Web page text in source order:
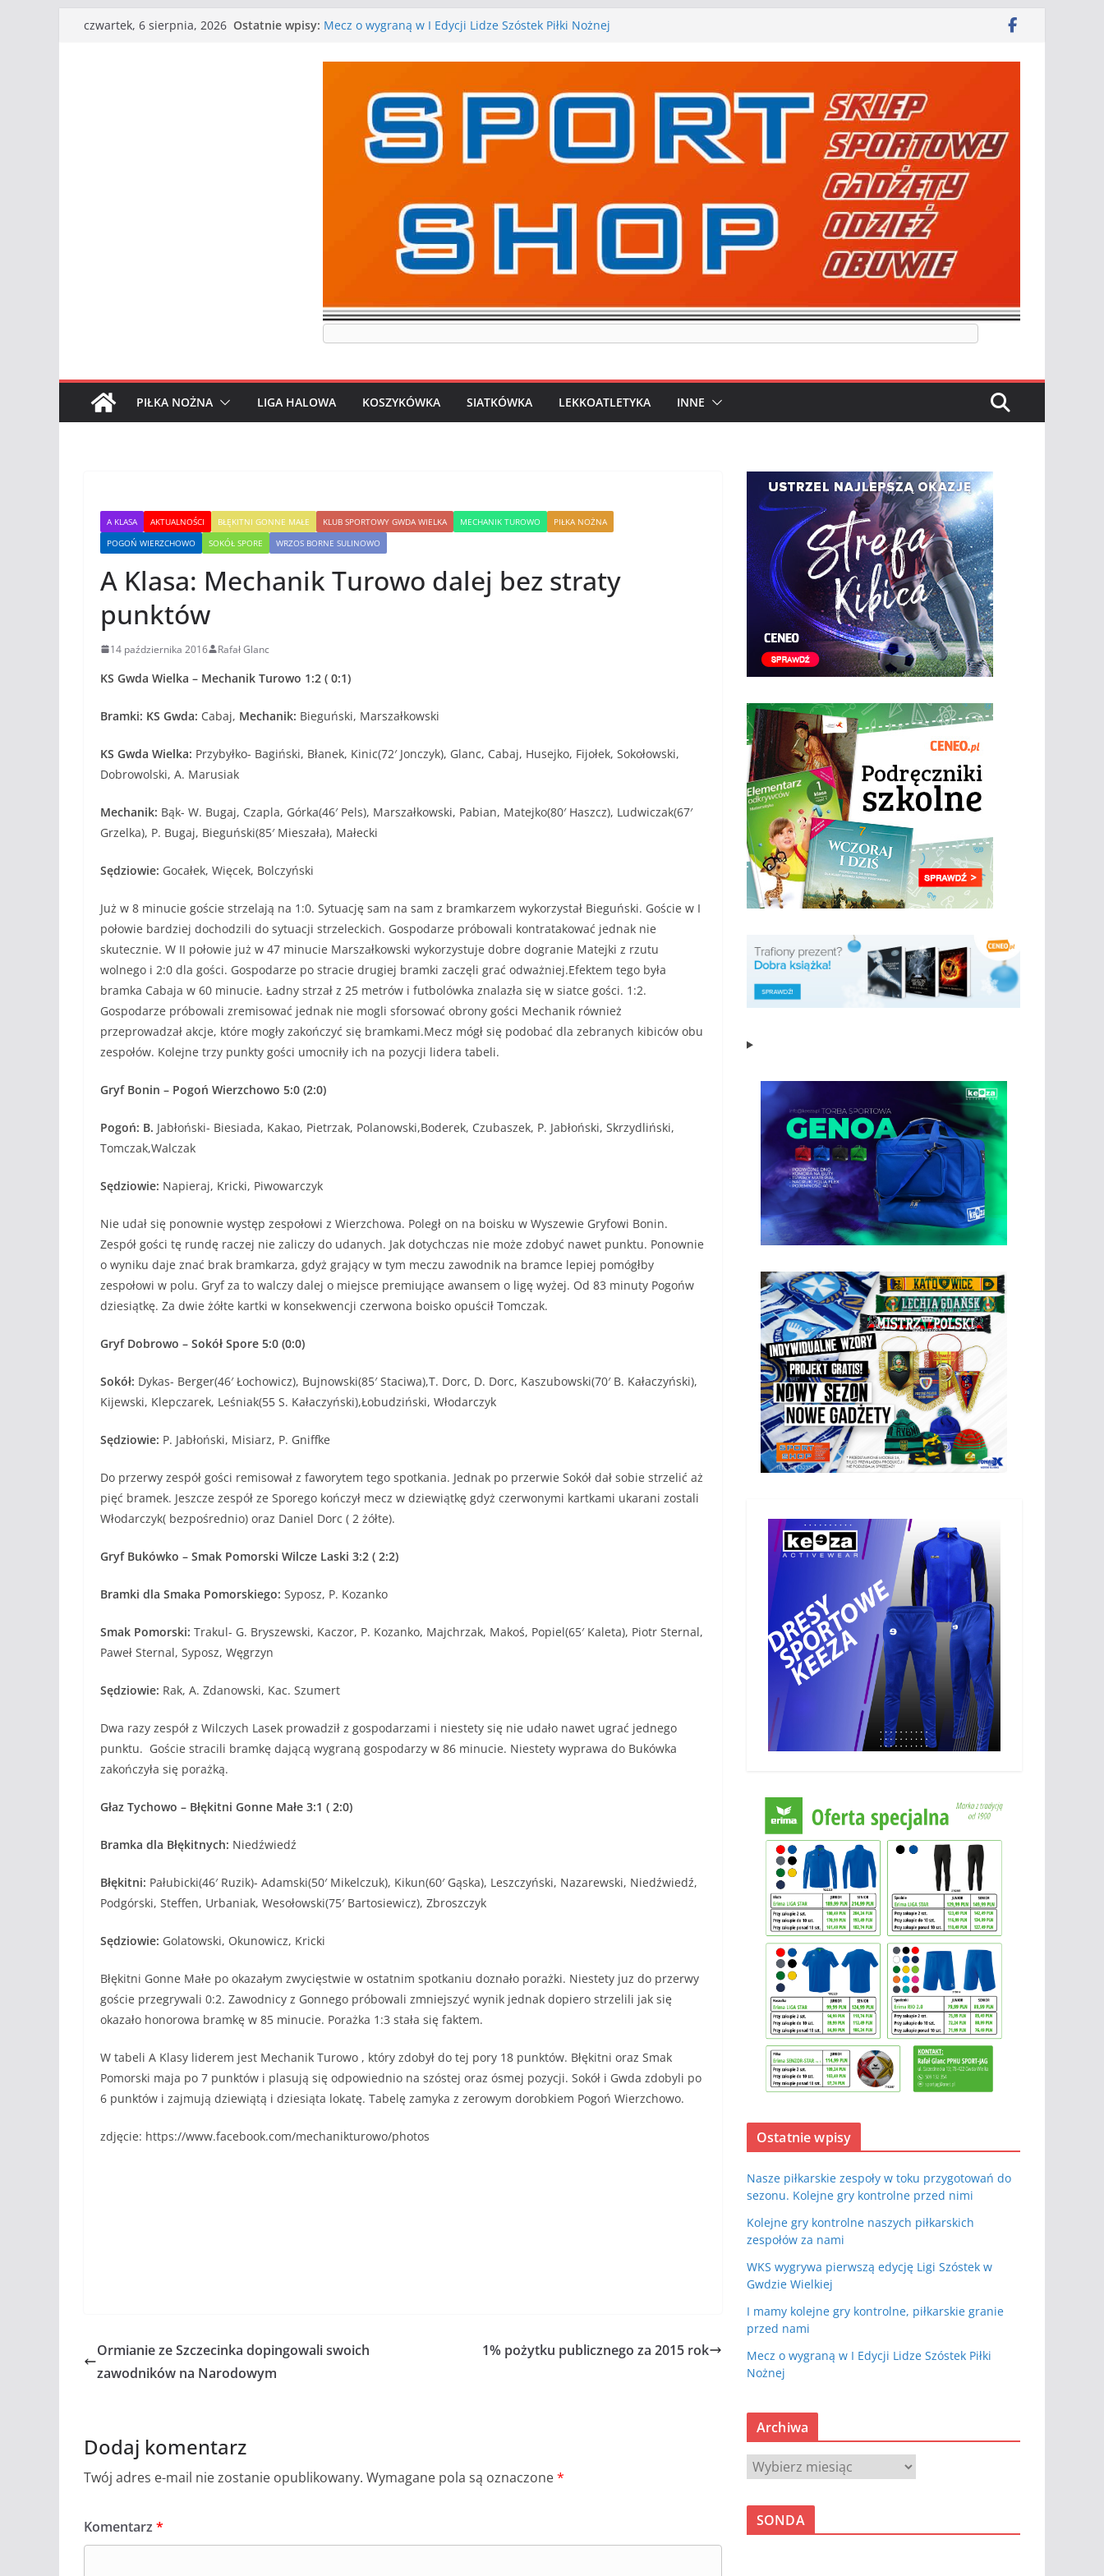
Przejdź
czwartek, 6 sierpnia, 2026 Ostatnie wpisy: Mecz o wygraną w I Edycji Lidze Szóstek Piłki Nożnej
WKS wygrywa pierwszą edycję Ligi Szóstek w Gwdzie
I mamy kolejne gry kontrolne, piłkarskie granie przed nami
PIŁKA NOŻNA LIGA HALOWA KOSZYKÓWKA SIATKÓWKA LEKKOATLETYKA INNE
A KLASA AKTUALNOŚCI BŁĘKITNI GONNE MAŁE KLUB SPORTOWY GWDA WIELKA MECHANIK TUROWO
PIŁKA NOŻNA
POGOŃ WIERZCHOWO
SOKÓŁ SPORE WRZOS BORNE SULINOWO
A Klasa: Mechanik Turowo dalej bez straty
punktów
14 października 2016 Rafał Glanc
KS Gwda Wielka – Mechanik Turowo 1:2 ( 0:1)
Bramki: KS Gwda: Cabaj, Mechanik: Bieguński, Marszałkowski
KS Gwda Wielka: Przybyłko- Bagiński, Błanek, Kinic(72′ Jonczyk), Glanc, Cabaj, Husejko, Fijołek, Sokołowski,
Dobrowolski, A. Marusiak
Mechanik: Bąk- W. Bugaj, Czapla, Górka(46′ Pels), Marszałkowski, Pabian, Matejko(80′ Haszcz), Ludwiczak(67′
Grzelka), P. Bugaj, Bieguński(85′ Mieszała), Małecki
Sędziowie: Gocałek, Więcek, Bolczyński
Już w 8 minucie goście strzelają na 1:0. Sytuację sam na sam z bramkarzem wykorzystał Bieguński. Goście w I
połowie bardziej dochodzili do sytuacji strzeleckich. Gospodarze próbowali kontratakować jednak nie
skutecznie. W II połowie już w 47 minucie Marszałkowski wykorzystuje dobre dogranie Matejki z rzutu
wolnego i 2:0 dla gości. Gospodarze po stracie drugiej bramki zaczęli grać odważniej.Efektem tego była
bramka Cabaja w 60 minucie. Ładny strzał z 25 metrów i futbolówka znalazła się w siatce gości. 1:2.
Gospodarze próbowali zremisować jednak nie mogli sforsować obrony gości Mechanik również
przeprowadzał akcje, które mogły zakończyć się bramkami.Mecz mógł się podobać dla zebranych kibiców obu
zespołów. Kolejne trzy punkty gości umocniły ich na pozycji lidera tabeli.
Gryf Bonin – Pogoń Wierzchowo 5:0 (2:0)
Pogoń: B. Jabłoński- Biesiada, Kakao, Pietrzak, Polanowski,Boderek, Czubaszek, P. Jabłoński, Skrzydliński,
Tomczak,Walczak
Sędziowie: Napieraj, Kricki, Piwowarczyk
Nie udał się ponownie występ zespołowi z Wierzchowa. Poległ on na boisku w Wyszewie Gryfowi Bonin.
Zespół gości tę rundę raczej nie zaliczy do udanych. Jak dotychczas nie może zdobyć nawet punktu. Ponownie
o wyniku daje znać brak bramkarza, gdyż grający w tym meczu zawodnik na bramce lepiej pomógłby
zespołowi w polu. Gryf za to walczy dalej o miejsce premiujące awansem o ligę wyżej. Od 83 minuty Pogońw
dziesiątkę. Za dwie żółte kartki w konsekwencji czerwona boisko opuścił Tomczak.
Gryf Dobrowo – Sokół Spore 5:0 (0:0)
Sokół: Dykas- Berger(46′ Łochowicz), Bujnowski(85′ Staciwa),T. Dorc, D. Dorc, Kaszubowski(70′ B. Kałaczyński),
Kijewski, Klepczarek, Leśniak(55 S. Kałaczyński),Łobudziński, Włodarczyk
Sędziowie: P. Jabłoński, Misiarz, P. Gniffke
Do przerwy zespół gości remisował z faworytem tego spotkania. Jednak po przerwie Sokół dał sobie strzelić aż
pięć bramek. Jeszcze zespół ze Sporego kończył mecz w dziewiątkę gdyż czerwonymi kartkami ukarani zostali
Włodarczyk( bezpośrednio) oraz Daniel Dorc ( 2 żółte).
Gryf Bukówko – Smak Pomorski Wilcze Laski 3:2 ( 2:2)
Bramki dla Smaka Pomorskiego: Syposz, P. Kozanko
Smak Pomorski: Trakul- G. Bryszewski, Kaczor, P. Kozanko, Majchrzak, Makoś, Popiel(65′ Kaleta), Piotr Sternal,
Paweł Sternal, Syposz, Węgrzyn
Sędziowie: Rak, A. Zdanowski, Kac. Szumert
Dwa razy zespół z Wilczych Lasek prowadził z gospodarzami i niestety się nie udało nawet ugrać jednego
punktu. Goście stracili bramkę dającą wygraną gospodarzy w 86 minucie. Niestety wyprawa do Bukówka
zakończyła się porażką.
Głaz Tychowo – Błękitni Gonne Małe 3:1 ( 2:0)
Bramka dla Błękitnych: Niedźwiedź
Błękitni: Pałubicki(46′ Ruzik)- Adamski(50′ Mikelczuk), Kikun(60′ Gąska), Leszczyński, Nazarewski, Niedźwiedź,
Podgórski, Steffen, Urbaniak, Wesołowski(75′ Bartosiewicz), Zbroszczyk
Sędziowie: Golatowski, Okunowicz, Kricki
Błękitni Gonne Małe po okazałym zwycięstwie w ostatnim spotkaniu doznało porażki. Niestety juz do przerwy
goście przegrywali 0:2. Zawodnicy z Gonnego próbowali zmniejszyć wynik jednak dopiero strzelili jak się
okazało honorowa bramkę w 85 minucie. Porażka 1:3 stała się faktem.
W tabeli A Klasy liderem jest Mechanik Turowo , który zdobył do tej pory 18 punktów. Błękitni oraz Smak
Pomorski maja po 7 punktów i plasują się odpowiednio na szóstej oraz ósmej pozycji. Sokół i Gwda zdobyli po
6 punktów i zajmują dziewiątą i dziesiąta lokatę. Tabelę zamyka z zerowym dorobkiem Pogoń Wierzchowo.
zdjęcie: https://www.facebook.com/mechanikturowo/photos
Ormianie ze Szczecinka dopingowali swoich
zawodników na Narodowym
1% pożytku publicznego za 2015 rok
Dodaj komentarz
Twój adres e-mail nie zostanie opublikowany. Wymagane pola są oznaczone*
Komentarz *
Ostatnie wpisy
Nasze piłkarskie zespoły w toku przygotowań do
sezonu. Kolejne gry kontrolne przed nimi
Kolejne gry kontrolne naszych piłkarskich
zespołów za nami
WKS wygrywa pierwszą edycję Ligi Szóstek w
Gwdzie Wielkiej
I mamy kolejne gry kontrolne, piłkarskie granie
przed nami
Mecz o wygraną w I Edycji Lidze Szóstek Piłki
Nożnej
Archiwa
A
c
SONDA